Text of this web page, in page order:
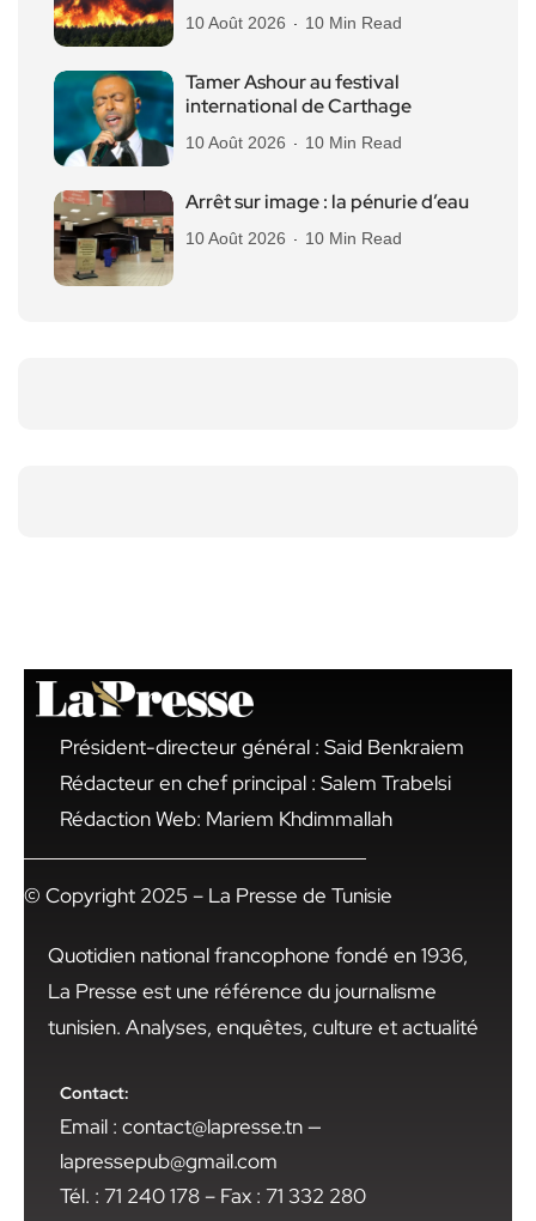
10 Août 2026 10 Min Read
Tamer Ashour au festival
international de Carthage
10 Août 2026 10 Min Read
Arrêt sur image : la pénurie d’eau
10 Août 2026 10 Min Read
Président-directeur général : Said Benkraiem
Rédacteur en chef principal : Salem Trabelsi
Rédaction Web: Mariem Khdimmallah
© Copyright 2025 – La Presse de Tunisie
Quotidien national francophone fondé en 1936,
La Presse est une référence du journalisme
tunisien. Analyses, enquêtes, culture et actualité
Contact:
Email : contact@lapresse.tn —
lapressepub@gmail.com
Tél. : 71 240 178 – Fax : 71 332 280